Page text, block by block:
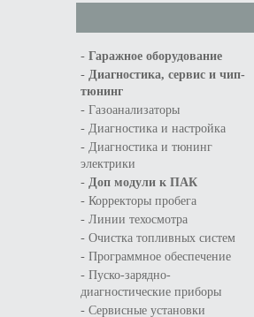
- Гаражное оборудование
- Диагностика, сервис и чип-
тюнинг
- Газоанализаторы
- Диагностика и настройка
- Диагностика и тюнинг
электрики
- Доп модули к ПАК
- Корректоры пробега
- Линии техосмотра
- Очистка топливных систем
- Программное обеспечение
- Пуско-зарядно-
диагностические приборы
- Сервисные установки